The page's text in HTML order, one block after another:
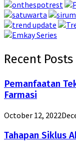
Recent Posts
Pemanfaatan
Farmasi
October 12, 2022
Tahapan Siklus